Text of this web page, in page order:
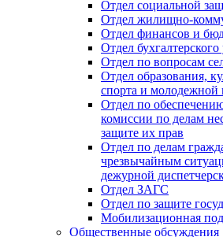
Отдел социальной
Отдел жилищно-
Отдел финансов и
Отдел
Отдел по вопросам
Отдел образования,
спорта и молодежной
Отдел по
комиссии по делам
защите их прав
Отдел по делам
чрезвычайным
дежурной
Отдел ЗАГС
Отдел по защите
Мобилизационная
Общественные обсуждения